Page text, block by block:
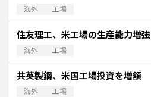
海外 工場
住友理工、米工場の生産能力増強
海外 工場
共英製鋼、米国工場投資を増額
海外 工場